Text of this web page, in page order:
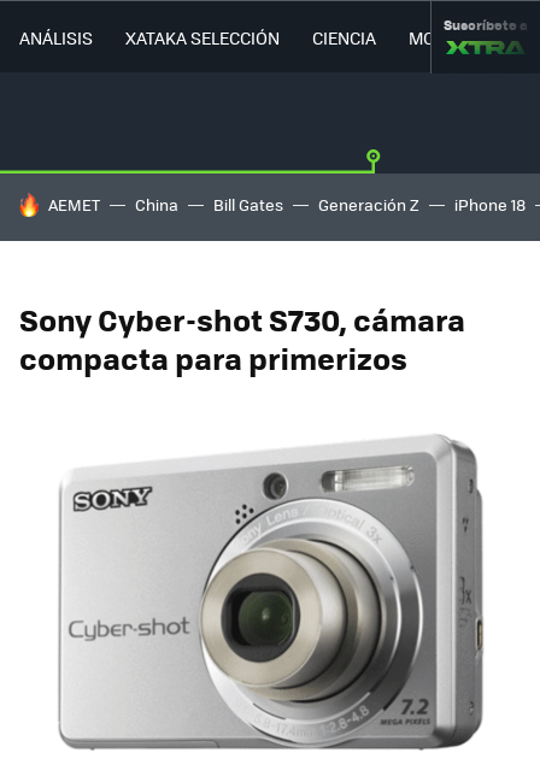
ANÁLISIS XATAKA SELECCIÓN CIENCIA MOVILIDAD
Suscríbete a
HOY SE HABLA DE
AEMET China Bill Gates Generación Z iPhone 18
Sony Cyber-shot S730, cámara
compacta para primerizos